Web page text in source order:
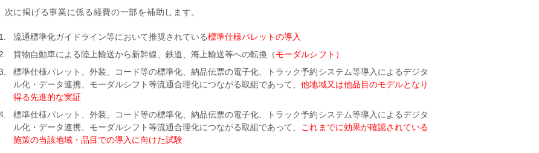
次に掲げる事業に係る経費の一部を補助します。
流通標準化ガイドライン等において推奨されている標準仕様パレットの導入
貨物自動車による陸上輸送から新幹線、鉄道、海上輸送等への転換（モーダルシフト ）
標準仕様パレット、外装、コード等の標準化、納品伝票の電子化、トラック予約システム等導入によるデジタ
ル化・データ連携、モーダルシフト等流通合理化につながる取組であって、他地域又は他品目のモデルとなり
得る先進的な実証
標準仕様パレット、外装、コード等の標準化、納品伝票の電子化、トラック予約システム等導入によるデジタ
ル化・データ連携、モーダルシフト等流通合理化につながる取組であって、 これまでに効果が確認されている
施策の当該地域・品目での導入に向けた試験